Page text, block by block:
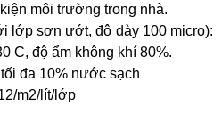
môi trường trong nhà.
lớp sơn ướt, độ dày 100 micro):
C, độ ẩm không khí 80%.
đa 10% nước sạch
m2/lít/lớp